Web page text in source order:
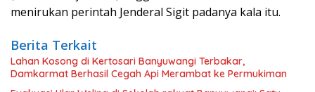
menirukan perintah Jenderal Sigit padanya kala itu.
Berita Terkait
Lahan Kosong di Kertosari Banyuwangi Terbakar,
Damkarmat Berhasil Cegah Api Merambat ke Permukiman